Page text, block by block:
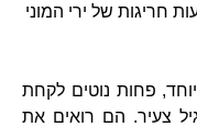
חריגות של ירי המוני
פחות נוטים לקחת
צעיר. הם רואים את